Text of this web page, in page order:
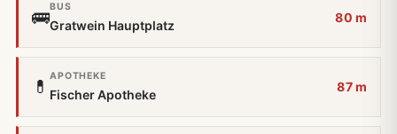
🚌
BUS
Gratwein Hauptplatz
80 m
💊
APOTHEKE
Fischer Apotheke
87 m